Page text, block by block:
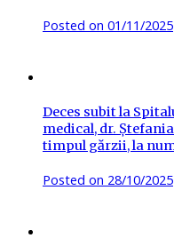
Posted on 01/11/2025
Deces subit la
medical, dr.
timpul gărzii, la
Posted on 28/10/2025